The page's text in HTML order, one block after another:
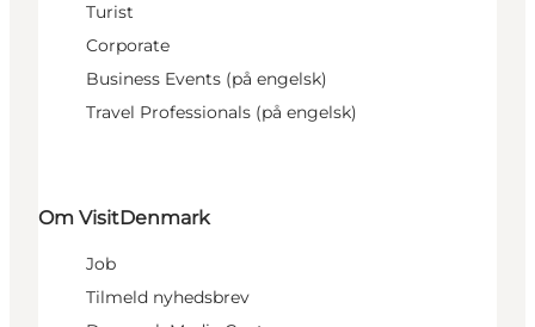
Turist
Corporate
Business Events (på engelsk)
Travel Professionals (på engelsk)
Om VisitDenmark
Job
Tilmeld nyhedsbrev